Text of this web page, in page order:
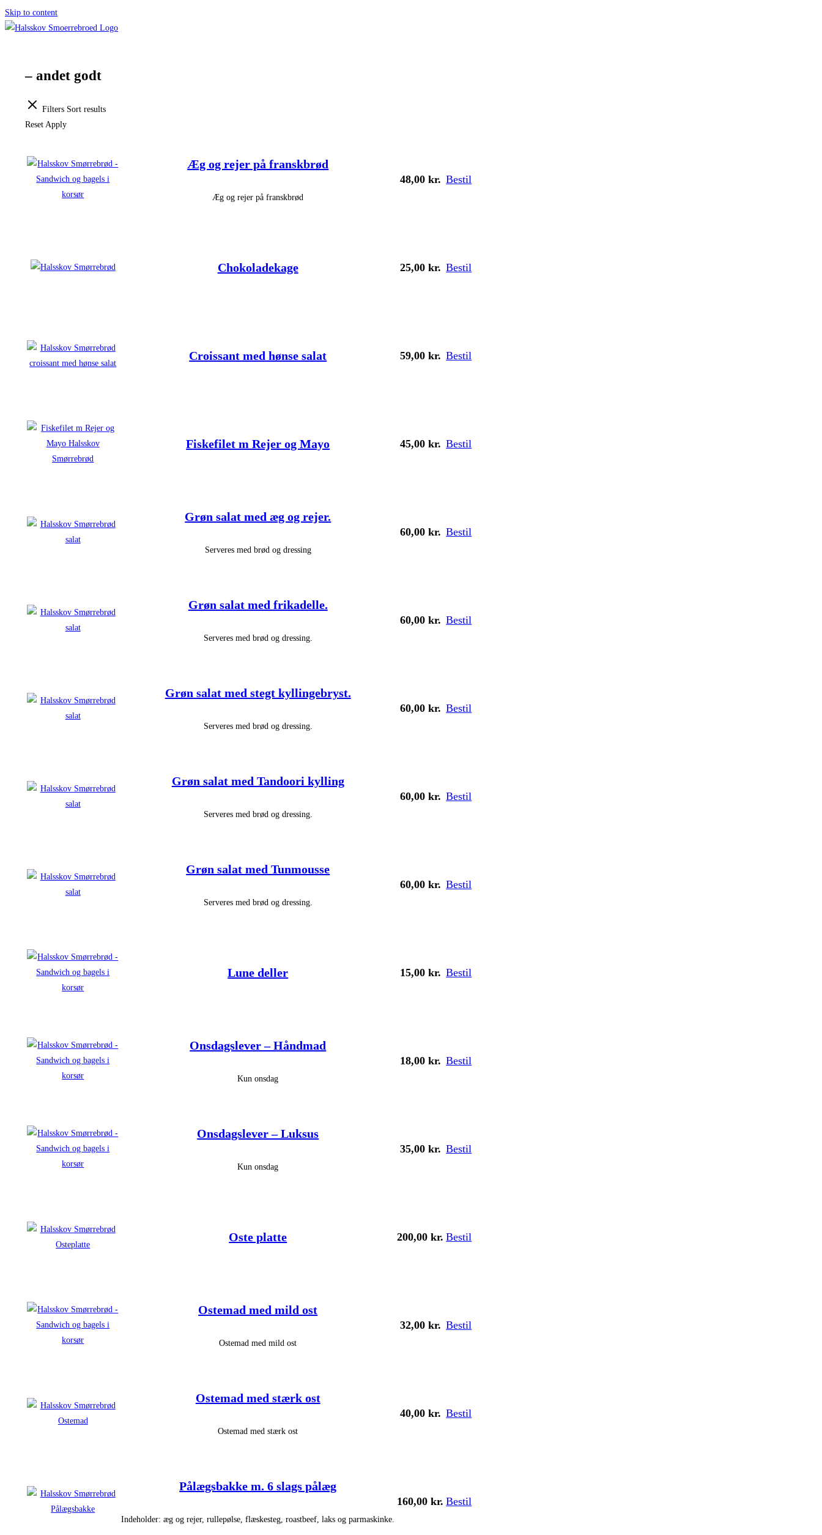
Skip to content
– andet godt
Filters Sort results
ResetApply
Æg og rejer på franskbrød
Æg og rejer på franskbrød
48,00 kr. Bestil
Chokoladekage 25,00 kr. Bestil
Croissant med hønse salat 59,00 kr. Bestil
Fiskefilet m Rejer og Mayo 45,00 kr. Bestil
Grøn salat med æg og rejer.
Serveres med brød og dressing
60,00 kr. Bestil
Grøn salat med frikadelle.
Serveres med brød og dressing.
60,00 kr. Bestil
Grøn salat med stegt kyllingebryst.
Serveres med brød og dressing.
60,00 kr. Bestil
Grøn salat med Tandoori kylling
Serveres med brød og dressing.
60,00 kr. Bestil
Grøn salat med Tunmousse
Serveres med brød og dressing.
60,00 kr. Bestil
Lune deller 15,00 kr. Bestil
Onsdagslever – Håndmad
Kun onsdag
18,00 kr. Bestil
Onsdagslever – Luksus
Kun onsdag
35,00 kr. Bestil
Oste platte 200,00 kr. Bestil
Ostemad med mild ost
Ostemad med mild ost
32,00 kr. Bestil
Ostemad med stærk ost
Ostemad med stærk ost
40,00 kr. Bestil
Pålægsbakke m. 6 slags pålæg
Indeholder: æg og rejer, rullepølse, flæskesteg, roastbeef, laks og parmaskinke.
160,00 kr. Bestil